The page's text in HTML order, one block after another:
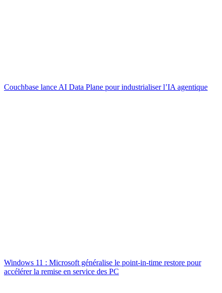
Couchbase lance AI Data Plane pour industrialiser l’IA agentique
Windows 11 : Microsoft généralise le point-in-time restore pour
accélérer la remise en service des PC